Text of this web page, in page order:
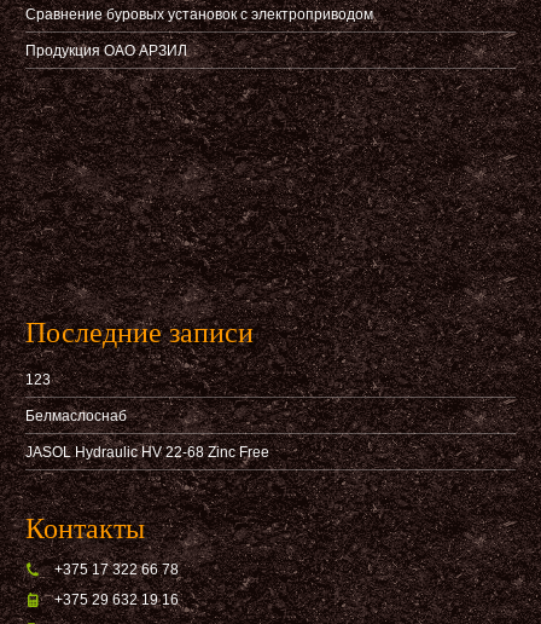
Сравнение буровых установок с электроприводом
Продукция ОАО АРЗИЛ
Последние записи
123
Белмаслоснаб
JASOL Hydraulic HV 22-68 Zinc Free
Контакты
+375 17 322 66 78
+375 29 632 19 16